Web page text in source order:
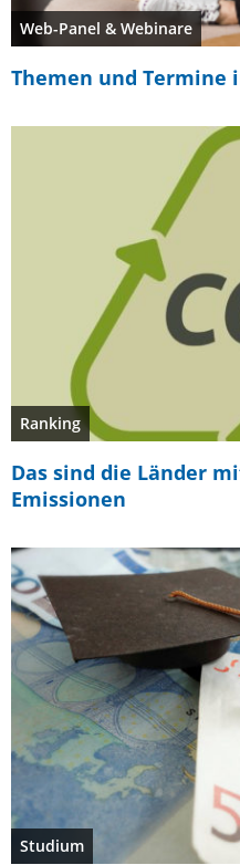
Web-Panel & Webinare
Themen und Termine
Ranking
Das sind die Länder
Emissionen
Studium